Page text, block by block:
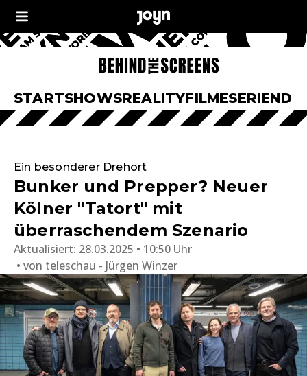
STARTSHOWSREALITYFILMESERIEN
Ein besonderer Drehort
Bunker und Prepper? Neuer
Kölner "Tatort" mit
überraschendem Szenario
Aktualisiert: 28.03.2025 • 10:50 Uhr
von teleschau - Jürgen Winzer